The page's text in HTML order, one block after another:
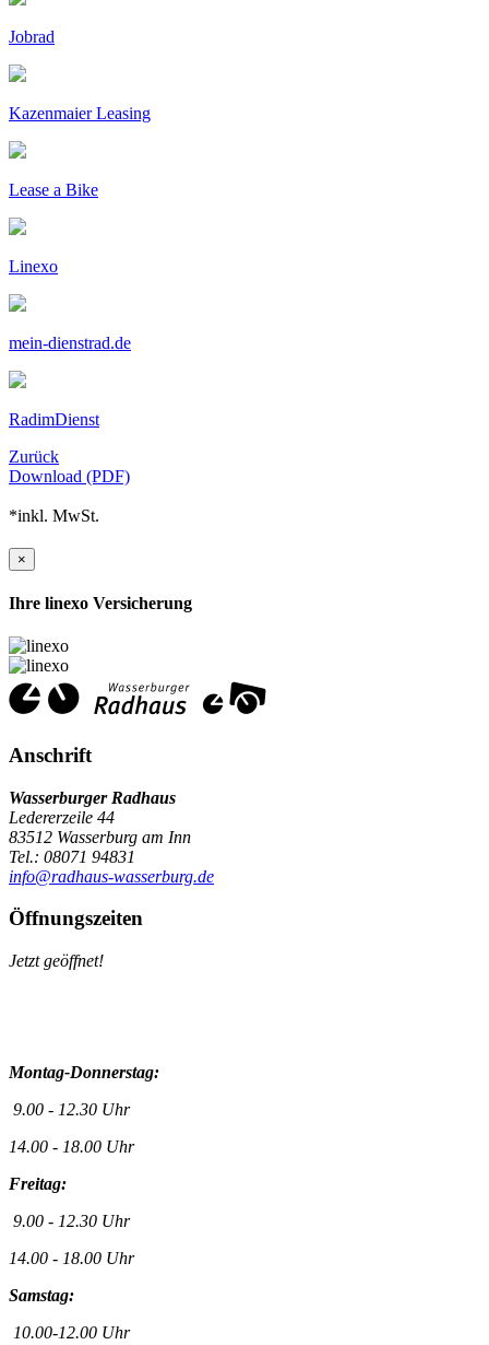
Jobrad
Kazenmaier Leasing
Lease a Bike
Linexo
mein-dienstrad.de
RadimDienst
Zurück
Download (PDF)
*inkl. MwSt.
×
Ihre linexo Versicherung
Anschrift
Wasserburger Radhaus
Ledererzeile 44
83512 Wasserburg am Inn
Tel.: 08071 94831
info@radhaus-wasserburg.de
Öffnungszeiten
Jetzt geöffnet!
Montag-Donnerstag:
9.00 - 12.30 Uhr
14.00 - 18.00 Uhr
Freitag:
9.00 - 12.30 Uhr
14.00 - 18.00 Uhr
Samstag:
10.00-12.00 Uhr